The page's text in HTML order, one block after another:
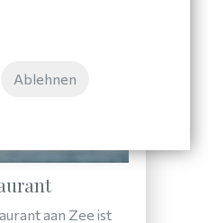
aan Zee ist
Ablehnen